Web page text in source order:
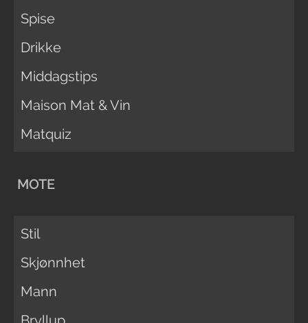
Spise
Drikke
Middagstips
Maison Mat & Vin
Matquiz
MOTE
Stil
Skjønnhet
Mann